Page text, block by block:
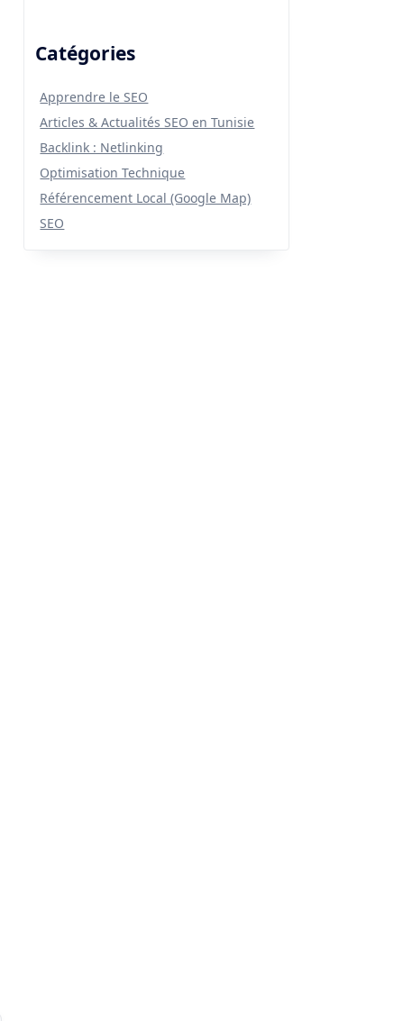
Catégories
Apprendre le SEO
Articles & Actualités SEO en Tunisie
Backlink : Netlinking
Optimisation Technique
Référencement Local (Google Map)
SEO